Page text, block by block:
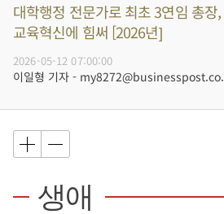
대학행정 전문가로 최초 3연임 총장
교육혁신에 힘써 [2026년]
2026-05-12 07:00:00
이일형 기자 -
생애